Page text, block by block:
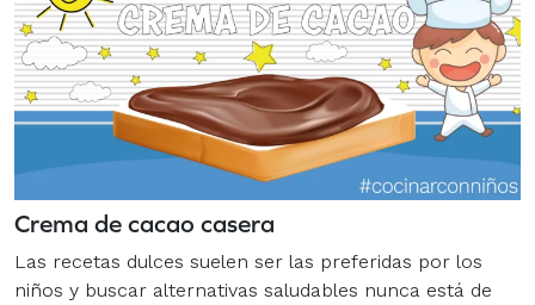
Crema de cacao casera
Las recetas dulces suelen ser las preferidas por los
niños y buscar alternativas saludables nunca está de